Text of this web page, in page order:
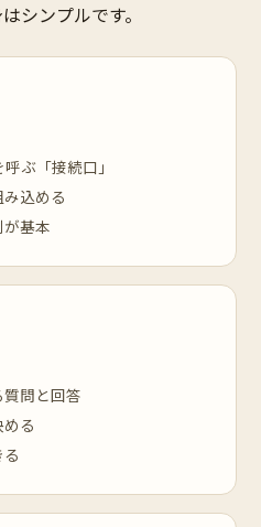
シンプルです。
ぶ「接続口」
込める
基本
問と回答
る